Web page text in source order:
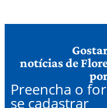
notícias de
Preencha o
se cadastrar